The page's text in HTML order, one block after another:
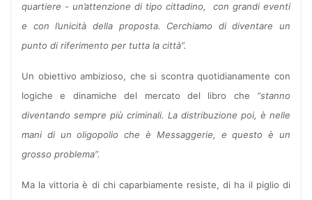
quartiere - un’attenzione di tipo cittadino,
con grandi eventi
e con l’unicità della proposta. Cerchiamo di diventare un
punto di riferimento per tutta la città”.
Un obiettivo ambizioso, che si scontra quotidianamente con
logiche e dinamiche del mercato del libro che “stanno
diventando sempre più criminali. La distribuzione poi, è nelle
mani di un oligopolio che è Messaggerie, e questo è un
grosso problema”.
Ma la vittoria è di chi caparbiamente resiste, di ha il piglio di